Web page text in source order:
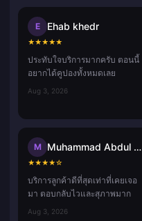
E Ehab khedr
★★★★★
ประทับใจบริการมากครับ ตอนนี้
อยากได้คูปองทั้งหมดเลย
Aug 3, 2026
M Muhammad Abdul Aziz Misdan
★★★★☆
บริการลูกค้าดีที่สุดเท่าที่เคยเจอ
มา ตอบกลับไวและสุภาพมาก
Aug 3, 2026